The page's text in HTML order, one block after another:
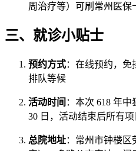
周治疗等）可刷常州医保
三、就诊小贴士
预约方式：在线预约，
排队等候
活动时间 ：本次 618 年中
30 日，活动结束后所有
总院地址：常州市钟楼区